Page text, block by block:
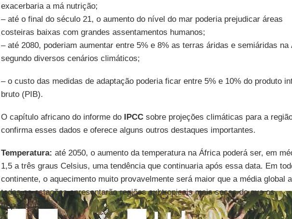
exacerbaria a má nutrição;
– até o final do século 21, o aumento do nível do mar poderia prejudicar áreas
costeiras baixas com grandes assentamentos humanos;
– até 2080, poderiam aumentar entre 5% e 8% as terras áridas e semiáridas na
segundo diversos cenários climáticos;
– o custo das medidas de adaptação poderia ficar entre 5% e 10% do produto
bruto (PIB).
O capítulo africano do informe doIPCCsobre projeções climáticas para a
confirma esses dados e oferece alguns outros destaques importantes.
Temperatura: até 2050, o aumento da temperatura na África poderá ser, em
1,5 a três graus Celsius, uma tendência que continuaria após essa data. Em
continente, o aquecimento muito provavelmente será maior que a média global
todas as estações apresentarão regiões subtropicais mais secas do que os
trópicosúmidos.